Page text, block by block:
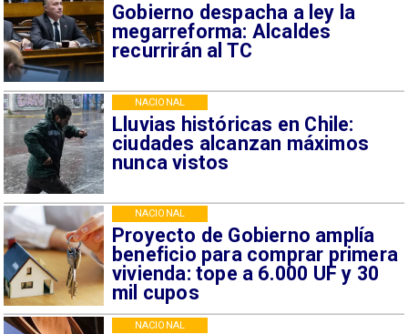
Gobierno despacha a ley la
megarreforma: Alcaldes
recurrirán al TC
Lluvias históricas en Chile:
ciudades alcanzan máximos
nunca vistos
NACIONAL
Proyecto de Gobierno amplía
beneficio para comprar primera
vivienda: tope a 6.000 UF y 30
mil cupos
NACIONAL
NACIONAL